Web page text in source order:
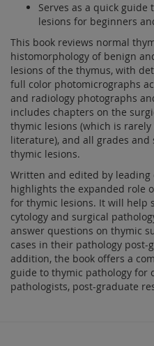
Serves as a quick
lesions for beginners
This book reviews normal
histomorphology of benign
lesions of the thymus, with
full color photomicrographs
and radiology photographs
includes chapters on the
thymic lesions (which is
literature), and all grades and
thymic lesions.
Written and edited by leading
highlights the expanded role
for thymic lesions. It will help
cytology and surgical
answer questions on thymic
cases in their pathology
addition, the book offers a
guide to thymic pathology for
pathologists, post-graduate